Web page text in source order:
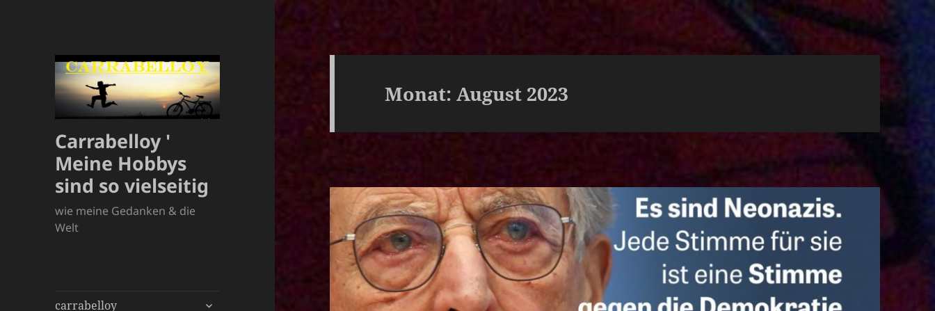
Carrabelloy '
Meine Hobbys
sind so vielseitig
wie meine Gedanken & die
Welt
carrabelloy
untermenü
Monat:August 2023